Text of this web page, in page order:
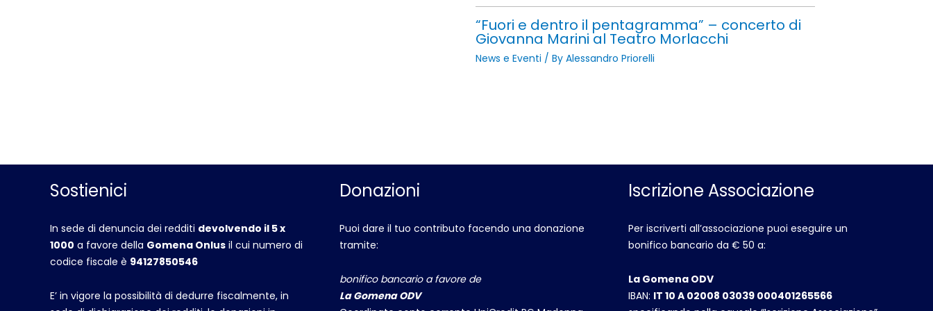
“Fuori e dentro il pentagramma” – concerto di
Giovanna Marini al Teatro Morlacchi
News e Eventi / By Alessandro Priorelli
Sostienici
In sede di denuncia dei redditi devolvendo il 5 x
1000 a favore della Gomena Onlus il cui numero di
codice fiscale è 94127850546
E’ in vigore la possibilità di dedurre fiscalmente, in
Donazioni
Puoi dare il tuo contributo facendo una donazione
tramite:
bonifico bancario a favore de
La Gomena ODV
Iscrizione Associazione
Per iscriverti all’associazione puoi eseguire un
bonifico bancario da € 50 a:
La Gomena ODV
IBAN: IT 10 A 02008 03039 000401265566